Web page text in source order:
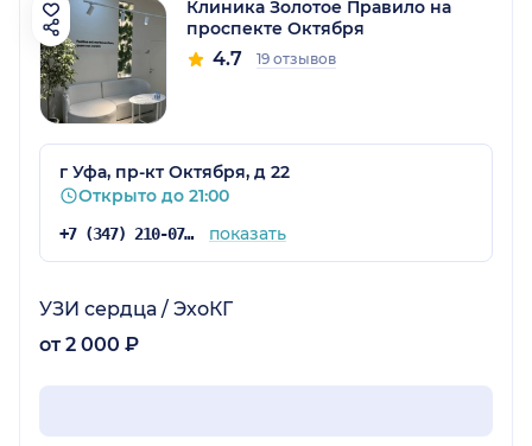
Клиника Золотое Правило на
проспекте Октября
4.7 19 отзывов
г Уфа, пр-кт Октября, д 22
Открыто до 21:00
+7 (347) 210-07-63 показать
УЗИ сердца / ЭхоКГ
от 2 000 ₽